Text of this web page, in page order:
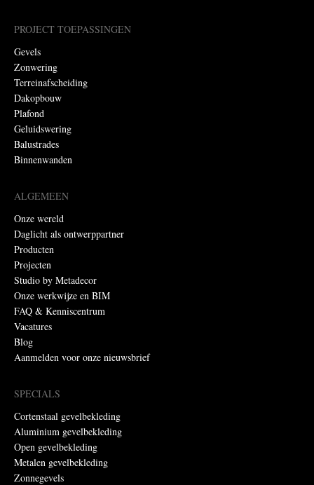
PROJECT TOEPASSINGEN
Gevels
Zonwering
Terreinafscheiding
Dakopbouw
Plafond
Geluidswering
Balustrades
Binnenwanden
ALGEMEEN
Onze wereld
Daglicht als ontwerppartner
Producten
Projecten
Studio by Metadecor
Onze werkwijze en BIM
FAQ & Kenniscentrum
Vacatures
Blog
Aanmelden voor onze nieuwsbrief
SPECIALS
Cortenstaal gevelbekleding
Aluminium gevelbekleding
Open gevelbekleding
Metalen gevelbekleding
Zonnegevels